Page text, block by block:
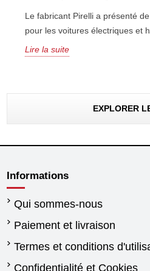
Le fabricant Pirelli a présenté
pour les voitures électriques et
Lire la suite
EXPLORER
Informations
Qui sommes-nous
Paiement et livraison
Termes et conditions
Confidentialité et Cookies